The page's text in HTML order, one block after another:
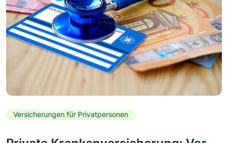
Versicherungen für Privatpersonen